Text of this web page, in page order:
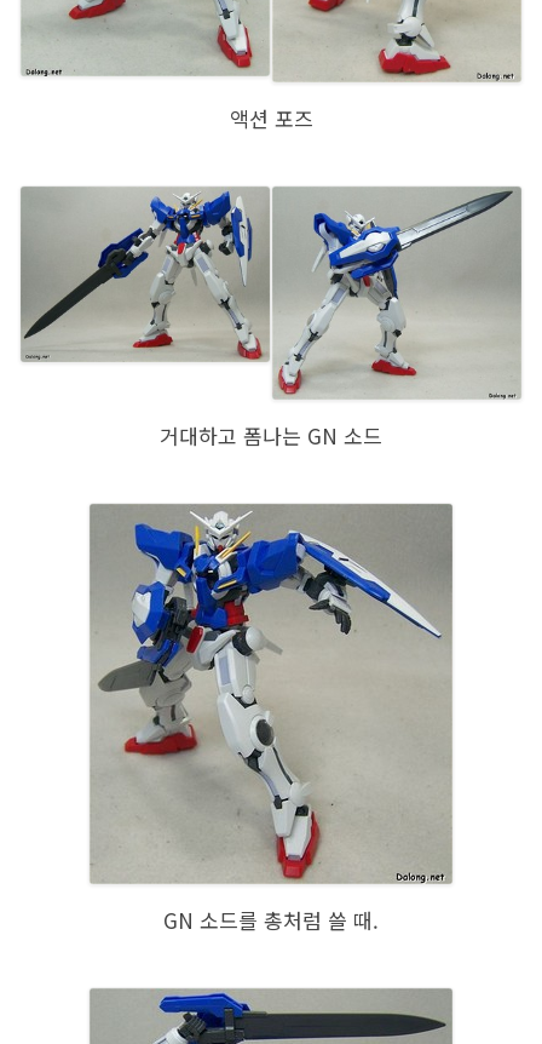
액션 포즈
거대하고 폼나는 GN 소드
GN 소드를 총처럼 쓸 때.